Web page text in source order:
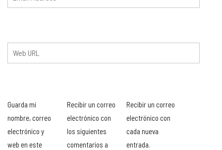
Guarda mi
nombre, correo
electrónico y
web en este
Recibir un correo
electrónico con
los siguientes
comentarios a
Recibir un correo
electrónico con
cada nueva
entrada.